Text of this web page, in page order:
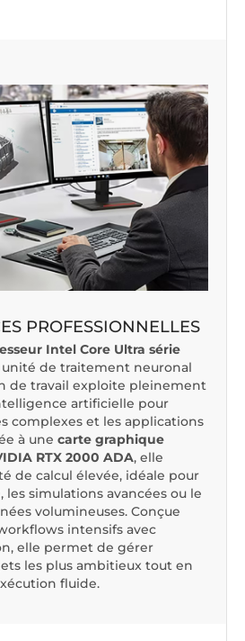
PROFESSIONNELLES
Intel Core Ultra série
de traitement neuronal
de travail exploite pleinement
artificielle pour
complexes et les applications
à une carte graphique
RTX 2000 ADA, elle
de calcul élevée, idéale pour
les simulations avancées ou le
volumineuses. Conçue
intensifs avec
elle permet de gérer
les plus ambitieux tout en
fluide.